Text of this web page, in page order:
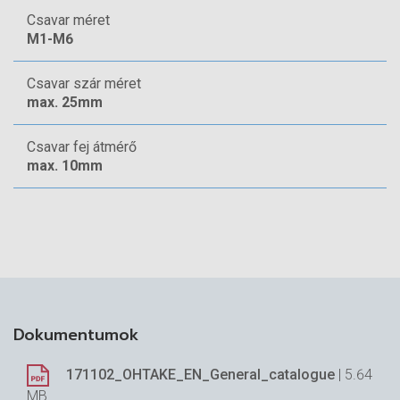
szaktanácsadóink
Csavar méret
M1-M6
Csavar szár méret
max. 25mm
Csavar fej átmérő
max. 10mm
Dokumentumok
171102_OHTAKE_EN_General_catalogue | 5.64
MB